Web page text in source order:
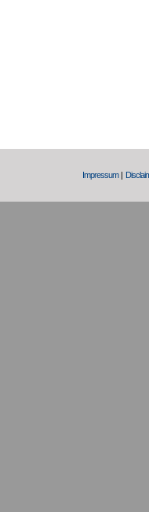
Impressum|